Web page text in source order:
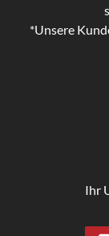
*Unsere
Ihr